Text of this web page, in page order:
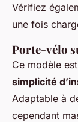
Vérifiez
une fois
Porte-vélo
Ce modèle
simplicité
Adaptable à
cependant